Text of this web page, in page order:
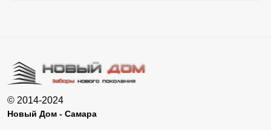
© 2014-2024
Новый Дом - Самара